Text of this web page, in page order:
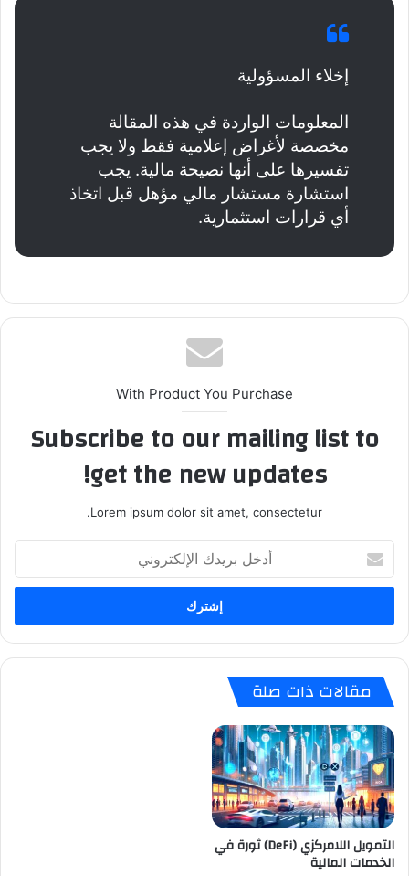
إخلاء المسؤولية
المعلومات الواردة في هذه المقالة
مخصصة لأغراض إعلامية فقط ولا يجب
تفسيرها على أنها نصيحة مالية. يجب
استشارة مستشار مالي مؤهل قبل اتخاذ
أي قرارات استثمارية.
With Product You Purchase
Subscribe to our mailing list to
get the new updates!
Lorem ipsum dolor sit amet, consectetur.
بريدك
الإلكتروني
مقالات ذات صلة
التمويل اللامركزي (DeFi) ثورة في
الخدمات المالية